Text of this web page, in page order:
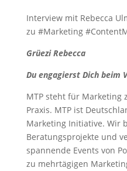
Interview mit Rebecca
zu #Marketing
Grüezi Rebecca
Du engagierst Dich beim
MTP steht für Marketing
Praxis. MTP ist
Marketing Initiative. Wir
Beratungsprojekte und
spannende Events von
zu mehrtägigen